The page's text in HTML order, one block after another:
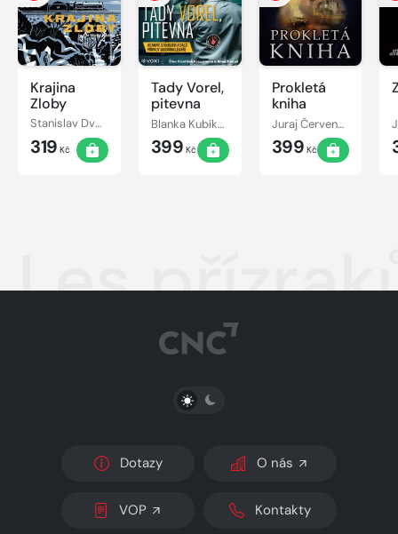
Krajina
Zloby
Stanislav Dvořák
319 Kč
Tady Vorel,
pitevna
Blanka Kubíková, František Vorel
399 Kč
Prokletá
kniha
Juraj Červenák
399 Kč
Les
PŘEPNOUT SVĚTLÝ/TMAVÝ REŽIM
Dotazy O nás
VOP Kontakty